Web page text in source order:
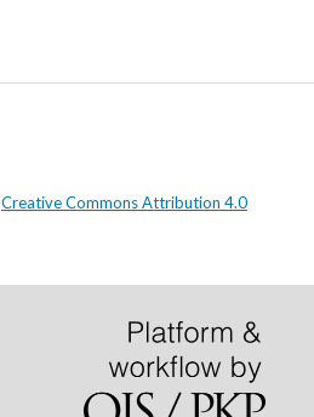
Creative Commons Attribution 4.0